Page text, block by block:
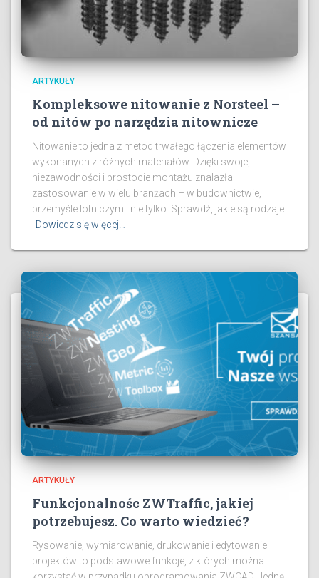
ARTYKUŁY
Kompleksowe nitowanie z Norsteel –
od nitów po narzędzia nitownicze
Nitowanie to jedna z metod trwałego łączenia elementów
wykonanych z różnych materiałów. Dzięki swojej
niezawodności i prostocie montażu znalazła
zastosowanie w wielu branżach – w budownictwie,
przemyśle lotniczym i nie tylko. Sprawdź, jakie są rodzaje
Dowiedz się więcej…
ARTYKUŁY
Funkcjonalnośc ZWTraffic, jakiej
potrzebujesz. Co warto wiedzieć?
Rysowanie, wymiarowanie, drukowanie i edytowanie
projektów to podstawowe funkcje, z których można